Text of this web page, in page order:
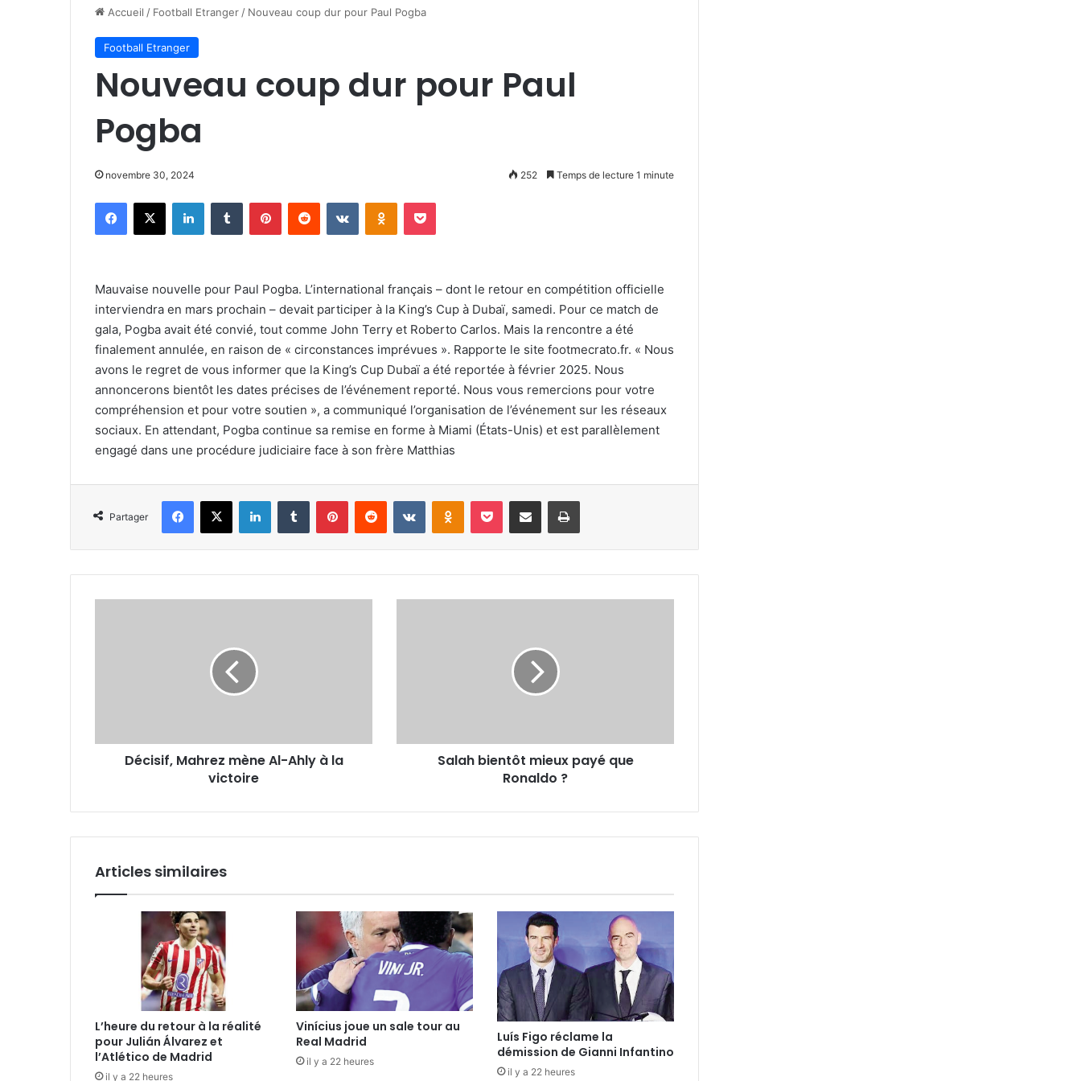
Accueil / Football Etranger / Nouveau coup dur pour Paul Pogba
Football Etranger
Nouveau coup dur pour Paul
Pogba
novembre 30, 2024 252 Temps de lecture 1 minute
Facebook
X LinkedinTumblr PinterestReddit VKontakteOdnoklassniki
Pocket
Mauvaise nouvelle pour Paul Pogba. L’international français – dont le retour en compétition officielle
interviendra en mars prochain – devait participer à la King’s Cup à Dubaï, samedi. Pour ce match de
gala, Pogba avait été convié, tout comme John Terry et Roberto Carlos. Mais la rencontre a été
finalement annulée, en raison de « circonstances imprévues ». Rapporte le site footmecrato.fr. « Nous
avons le regret de vous informer que la King’s Cup Dubaï a été reportée à février 2025. Nous
annoncerons bientôt les dates précises de l’événement reporté. Nous vous remercions pour votre
compréhension et pour votre soutien », a communiqué l’organisation de l’événement sur les réseaux
sociaux. En attendant, Pogba continue sa remise en forme à Miami (États-Unis) et est parallèlement
engagé dans une procédure judiciaire face à son frère Matthias
Partager
Facebook
X LinkedinTumblr PinterestReddit VKontakteOdnoklassniki
Pocket Partager par email Imprimer
Décisif, Mahrez mène Al-Ahly à la
victoire
Salah bientôt mieux payé que
Ronaldo ?
Articles similaires
L’heure du retour à la réalité
pour Julián Álvarez et
l’Atlético de Madrid
il y a 22 heures
Vinícius joue un sale tour au
Real Madrid
il y a 22 heures
Luís Figo réclame la
démission de Gianni Infantino
il y a 22 heures